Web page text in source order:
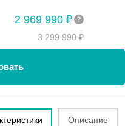
2 969 990 ₽
3 299 990 ₽
Описание